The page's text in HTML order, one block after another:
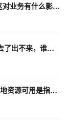
云上MySQL实例的CPU资源利用率普遍如何？这对业务有什么影响？
在Flink CDC中，mysql自定义时间转换器，进去了出不来，谁遇到过的？
RDS MySQL 本地盘实例升级CPU与内存时，本地资源可用是指什么？